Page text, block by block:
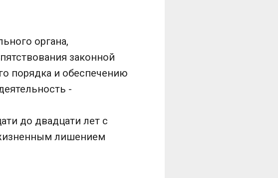
органа,
законной
порядка и обеспечению
-
до двадцати лет с
лишением